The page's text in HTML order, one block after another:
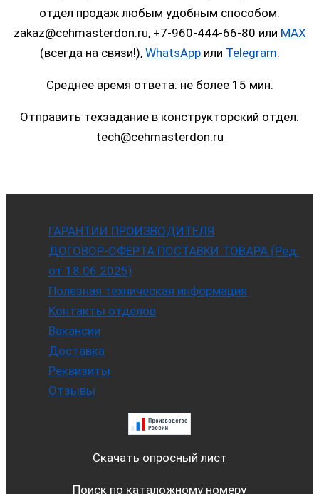
отдел продаж любым удобным способом:
zakaz@cehmasterdon.ru, +7-960-444-66-80 или MAX
(всегда на связи!), WhatsAppили Telegram.
Среднее время ответа: не более 15 мин.
Отправить техзадание в конструкторский отдел:
tech@cehmasterdon.ru
ГАРАНТИИ ПРОИЗВОДИТЕЛЯ
ДОГОВОР-ОФЕРТА ПОСТАВКИ ТОВАРА (Ред.
от 18.06.2025)
Полезная техническая информация
Контакты отделов
Вакансии
Доставка
Реквизиты
Отзывы
Скачать опросный лист
Поиск по каталожному номеру